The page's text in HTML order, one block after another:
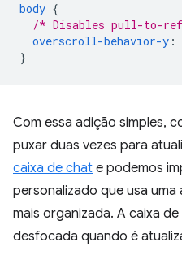
body {
/* Disables pull-to-
overscroll-behavior-y :
}
Com essa adição simples,
puxar duas vezes para
caixa de chat e podemos
personalizado que usa
mais organizada. A caixa
desfocada quando é